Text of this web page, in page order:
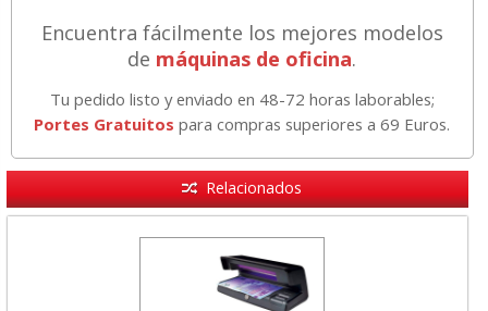
Encuentra fácilmente los mejores modelos
de máquinas de oficina.
Tu pedido listo y enviado en 48-72 horas laborables;
Portes Gratuitos para compras superiores a 69 Euros.
Relacionados